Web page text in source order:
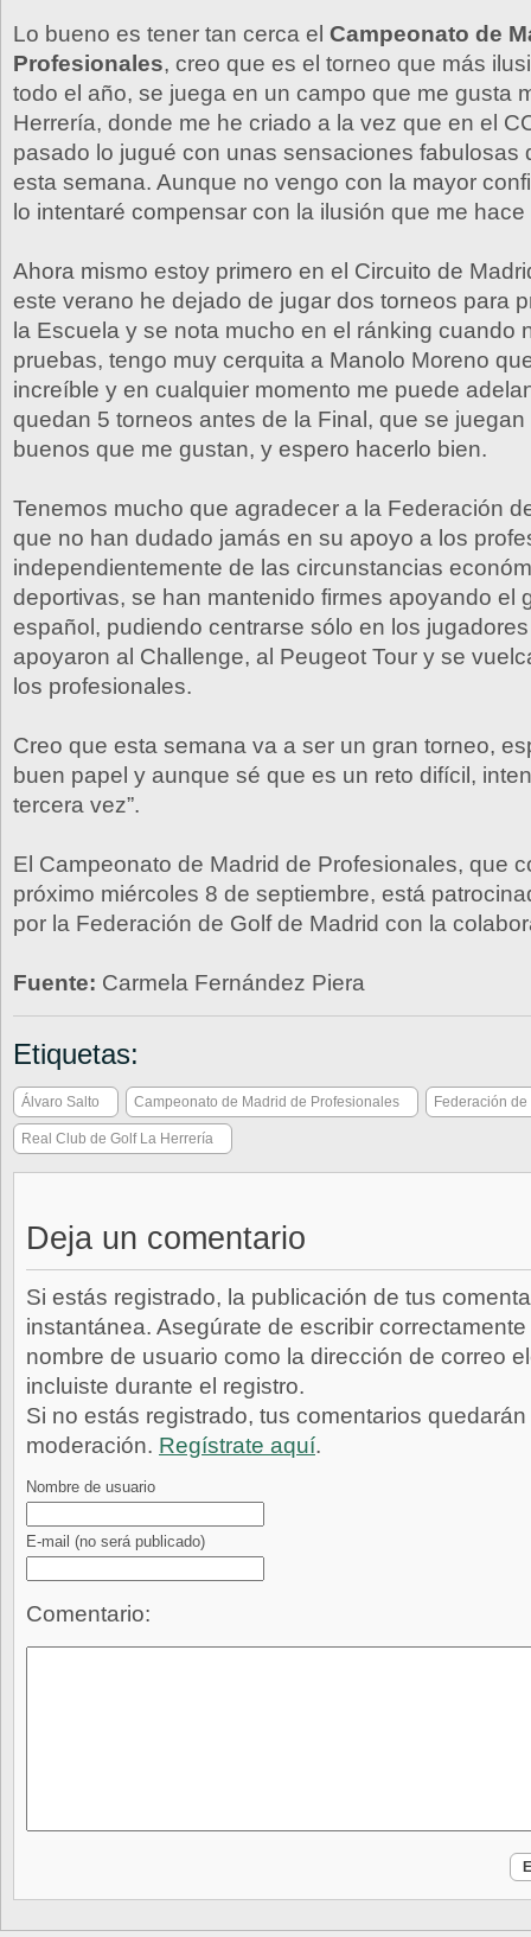
Lo bueno es tener tan cerca el Campeonato de
Profesionales, creo que es el torneo que más
todo el año, se juega en un campo que me gusta
Herrería, donde me he criado a la vez que en el
pasado lo jugué con unas sensaciones fabulosas
esta semana. Aunque no vengo con la mayor
lo intentaré compensar con la ilusión que me
Ahora mismo estoy primero en el Circuito de
este verano he dejado de jugar dos torneos para
la Escuela y se nota mucho en el ránking cuando
pruebas, tengo muy cerquita a Manolo Moreno
increíble y en cualquier momento me puede
quedan 5 torneos antes de la Final, que se
buenos que me gustan, y espero hacerlo bien.
Tenemos mucho que agradecer a la Federación
que no han dudado jamás en su apoyo a los
independientemente de las circunstancias
deportivas, se han mantenido firmes apoyando el
español, pudiendo centrarse sólo en los
apoyaron al Challenge, al Peugeot Tour y se
los profesionales.
Creo que esta semana va a ser un gran torneo,
buen papel y aunque sé que es un reto difícil,
tercera vez”.
El Campeonato de Madrid de Profesionales, que
próximo miércoles 8 de septiembre, está
por la Federación de Golf de Madrid con la
Fuente: Carmela Fernández Piera
Etiquetas:
Álvaro Salto Campeonato de Madrid de Profesionales Federación
Real Club de Golf La Herrería
Deja un comentario
Si estás registrado, la publicación de tus
instantánea. Asegúrate de escribir
nombre de usuario como la dirección de correo
incluiste durante el registro.
Si no estás registrado, tus comentarios
moderación. Regístrate aquí.
Nombre de usuario
E-mail (no será publicado)
Comentario: